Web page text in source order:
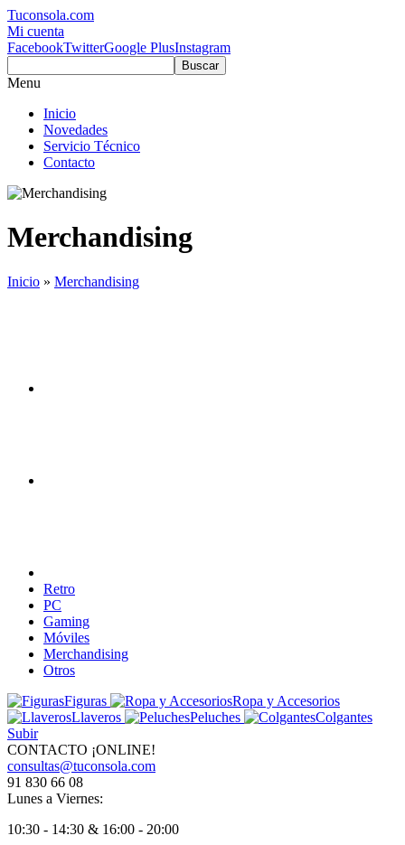
Tuconsola.com
Mi cuenta
FacebookTwitterGoogle PlusInstagram
Buscar
Menu
Inicio
Novedades
Servicio Técnico
Contacto
Merchandising
Inicio » Merchandising
Retro
PC
Gaming
Móviles
Merchandising
Otros
Figuras
Ropa y Accesorios
Llaveros
Peluches
Colgantes
Subir
CONTACTO ¡ONLINE!
consultas@tuconsola.com
91 830 66 08
Lunes a Viernes:
10:30 - 14:30 & 16:00 - 20:00